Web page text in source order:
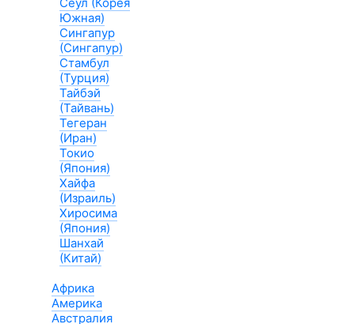
Южная)
Сингапур
(Сингапур)
Стамбул
(Турция)
Тайбэй
(Тайвань)
Тегеран
(Иран)
Токио
(Япония)
Хайфа
(Израиль)
Хиросима
(Япония)
Шанхай
(Китай)
Африка
Америка
Австралия